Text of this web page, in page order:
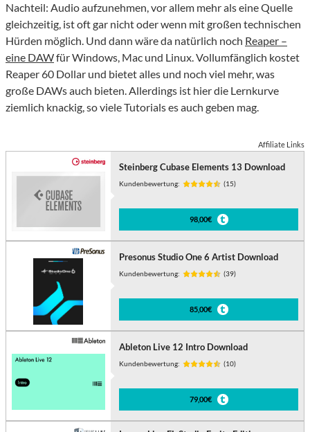
Nachteil: Audio aufzunehmen, vor allem mehr als eine Quelle
gleichzeitig, ist oft gar nicht oder wenn mit großen technischen
Hürden möglich. Und dann wäre da natürlich noch Reaper –
eine DAWfür Windows, Mac und Linux. Vollumfänglich kostet
Reaper 60 Dollar und bietet alles und noch viel mehr, was
große DAWs auch bieten. Allerdings ist hier die Lernkurve
ziemlich knackig, so viele Tutorials es auch geben mag.
Affiliate Links
Steinberg Cubase Elements 13 Download
Kundenbewertung: (15)
98,00€
Presonus Studio One 6 Artist Download
Kundenbewertung: (39)
85,00€
Ableton Live 12 Intro Download
Kundenbewertung: (10)
79,00€